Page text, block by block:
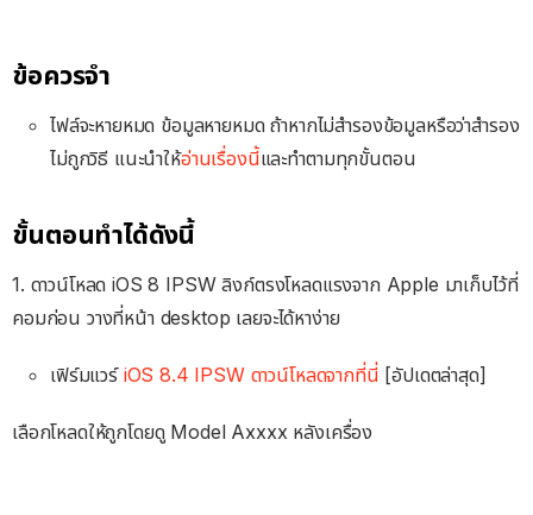
ข้อควรจำ
ไฟล์จะหายหมด ข้อมูลหายหมด ถ้าหากไม่สำรองข้อมูลหรือว่าสำรอง
ไม่ถูกวิธี แนะนำให้อ่านเรื่องนี้และทำตามทุกขั้นตอน
ขั้นตอนทำได้ดังนี้
1. ดาวน์โหลด iOS 8 IPSW ลิงก์ตรงโหลดแรงจาก Apple มาเก็บไว้ที่
คอมก่อน วางที่หน้า desktop เลยจะได้หาง่าย
เฟิร์มแวร์ iOS 8.4 IPSW ดาวน์โหลดจากที่นี่ [อัปเดตล่าสุด]
เลือกโหลดให้ถูกโดยดู Model Axxxx หลังเครื่อง